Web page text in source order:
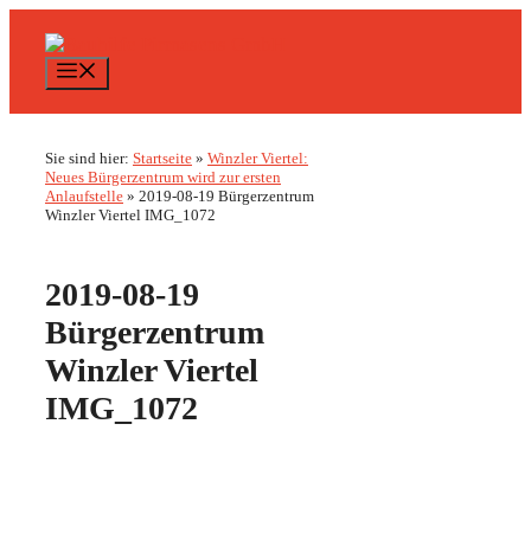
Inhalt
springen
Sie sind hier: Startseite » Winzler Viertel:
Neues Bürgerzentrum wird zur ersten
Anlaufstelle » 2019-08-19 Bürgerzentrum
Winzler Viertel IMG_1072
2019-08-19
Bürgerzentrum
Winzler Viertel
IMG_1072